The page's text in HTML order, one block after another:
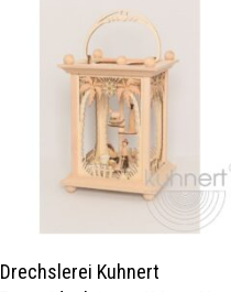
Drechslerei Kuhnert